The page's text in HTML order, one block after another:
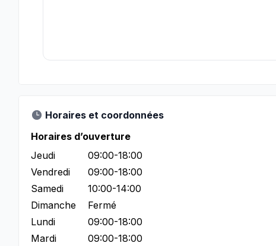
Horaires et coordonnées
Horaires d’ouverture
Jeudi
09:00-18:00
Vendredi
09:00-18:00
Samedi
10:00-14:00
Dimanche
Fermé
Lundi
09:00-18:00
Mardi
09:00-18:00